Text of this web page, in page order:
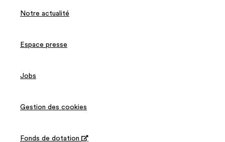
Notre actualité
Espace presse
Jobs
Gestion des cookies
Fonds de dotation 